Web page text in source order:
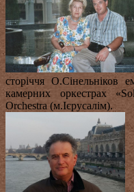
сторіччя О.Сінельніков
камерних оркестрах
Orchestra (м.Ієрусалім).